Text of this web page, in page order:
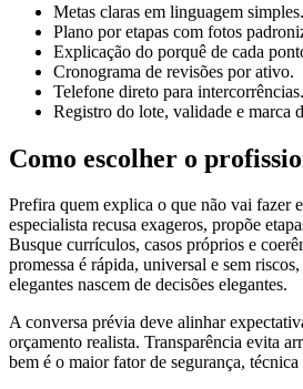
Metas claras em linguagem simples.
Plano por etapas com fotos
Explicação do porquê de cada
Cronograma de revisões por ativo.
Telefone direto para intercorrências.
Registro do lote, validade e marca
Como escolher o
Prefira quem explica o que não vai fazer
especialista recusa exageros, propõe
Busque currículos, casos próprios e
promessa é rápida, universal e sem
elegantes nascem de decisões elegantes.
A conversa prévia deve alinhar
orçamento realista. Transparência evita
bem é o maior fator de segurança,